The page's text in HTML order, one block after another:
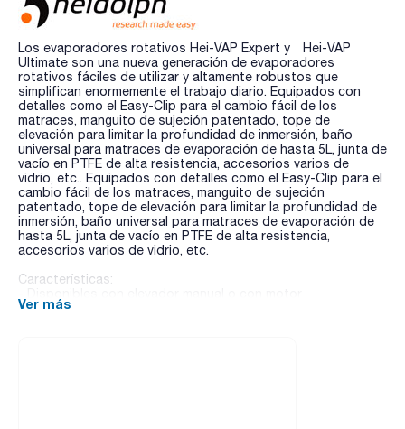
Los evaporadores rotativos Hei-VAP Expert y Hei-VAP
Ultimate son una nueva generación de evaporadores
rotativos fáciles de utilizar y altamente robustos que
simplifican enormemente el trabajo diario. Equipados con
detalles como el Easy-Clip para el cambio fácil de los
matraces, manguito de sujeción patentado, tope de
elevación para limitar la profundidad de inmersión, baño
universal para matraces de evaporación de hasta 5L, junta de
vacío en PTFE de alta resistencia, accesorios varios de
vidrio, etc.. Equipados con detalles como el Easy-Clip para el
cambio fácil de los matraces, manguito de sujeción
patentado, tope de elevación para limitar la profundidad de
inmersión, baño universal para matraces de evaporación de
hasta 5L, junta de vacío en PTFE de alta resistencia,
accesorios varios de vidrio, etc.
Características:
- Modelos con refrigerante XL con un 57% más de superficie
Ver más